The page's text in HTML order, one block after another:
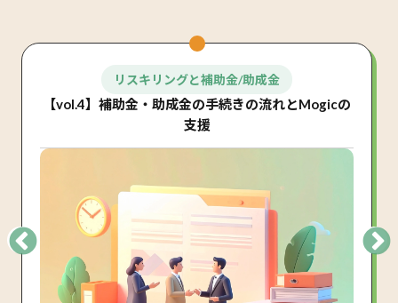
リスキリングと補助金/助成金
【vol.4】補助金・助成金の手続きの流れとMogicの
支援